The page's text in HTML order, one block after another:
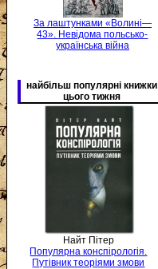
За лаштунками «Волині—
43». Невідома польсько-
українська війна
найбільш популярні книжки
цього тижня
Найт Пітер
Популярна конспірологія.
Путівник теоріями змови